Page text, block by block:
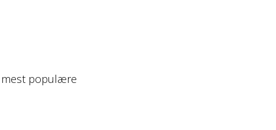
mest populære